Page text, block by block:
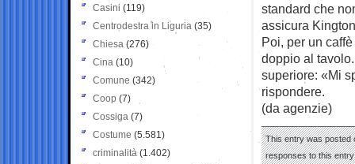
standard che
assicura
Poi, per un
doppio al
superiore: «Mi
rispondere.
(da agenzie)
This entry was posted
responses to this
Casini (119)
Centrodestra in Liguria (35)
Chiesa (276)
Cina (10)
Comune (342)
Coop (7)
Cossiga (7)
Costume (5.581)
criminalità (1.402)